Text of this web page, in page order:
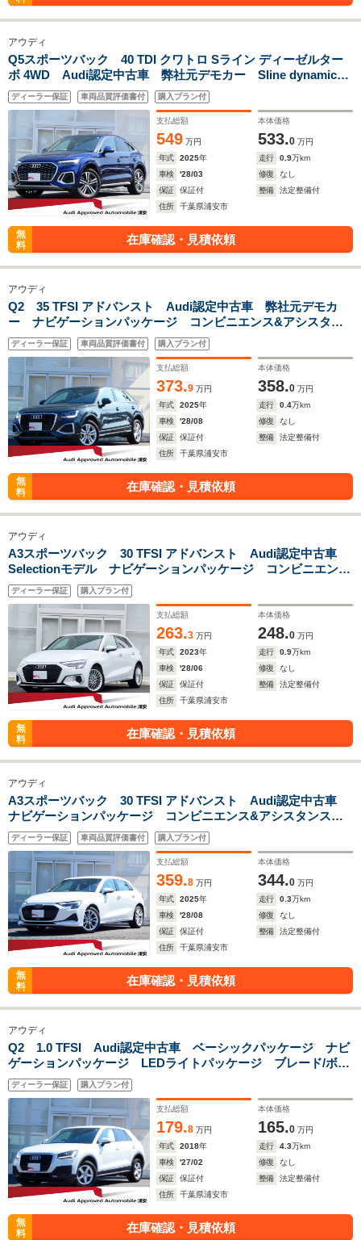
アウディ
Q5スポーツバック 40 TDI クワトロ Sライン ディーゼルター
ボ 4WD Audi認定中古車 弊社元デモカー Sline dynamic
editionパッケージ S line plusパッケージ コンフォートパッ
ケージ TVチューナー サラウンドビューカメラ MMIナビゲ
ーション 認定中古車保証1年
ディーラー保証 車両品質評価書付 購入プラン付
支払総額
549 万円
本体価格
533.0 万円
年式
2025年 走行 0.9万km
車検
'28/03 修復
なし
保証
保証付 整備
法定整備付
住所
千葉県浦安市
無
料
在庫確認・見積依頼
アウディ
Q2 35 TFSI アドバンスト Audi認定中古車 弊社元デモカ
ー ナビゲーションパッケージ コンビニエンス&アシスタン
スパッケージ テクノロジーパッケージ LEDヘッドライト
バーチャルコックピットプラス 認定中古車保証1年
ディーラー保証 車両品質評価書付 購入プラン付
支払総額
373.9 万円
本体価格
358.0 万円
年式
2025年 走行 0.4万km
車検
'28/08 修復
なし
保証
保証付 整備
法定整備付
住所
千葉県浦安市
無
料
在庫確認・見積依頼
アウディ
A3スポーツバック 30 TFSI アドバンスト Audi認定中古車
Selectionモデル ナビゲーションパッケージ コンビニエンス
&アシスタンスパッケージ スマートフォンインターフェー
ス LEDヘッドライト TVチューナー Bluetooth 認定中古
車保証1年
ディーラー保証 購入プラン付
支払総額
263.3 万円
本体価格
248.0 万円
年式
2023年 走行 0.9万km
車検
'28/06 修復
なし
保証
保証付 整備
法定整備付
住所
千葉県浦安市
無
料
在庫確認・見積依頼
アウディ
A3スポーツバック 30 TFSI アドバンスト Audi認定中古車
ナビゲーションパッケージ コンビニエンス&アシスタンスパ
ッケージ TVチューナー LEDヘッドライト 48Vマイルドハ
イブリッドシステム ワンオーナー 認定中古車保証1年
ディーラー保証 車両品質評価書付 購入プラン付
支払総額
359.8 万円
本体価格
344.0 万円
年式
2025年 走行 0.3万km
車検
'28/08 修復
なし
保証
保証付 整備
法定整備付
住所
千葉県浦安市
無
料
在庫確認・見積依頼
アウディ
Q2 1.0 TFSI Audi認定中古車 ベーシックパッケージ ナビ
ゲーションパッケージ LEDライトパッケージ ブレード/ボデ
ィ同色 スタンダードシート ワンオーナー 認定中古車保証1
年
ディーラー保証 購入プラン付
支払総額
179.8 万円
本体価格
165.0 万円
年式
2018年 走行 4.3万km
車検
'27/02 修復
なし
保証
保証付 整備
法定整備付
住所
千葉県浦安市
無
料
在庫確認・見積依頼